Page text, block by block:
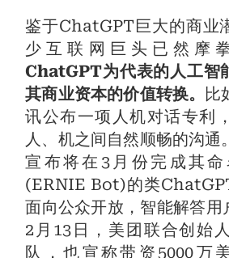
鉴于ChatGPT巨大的商业
少互联网巨头已然摩
ChatGPT为代表的人工智
其商业资本的价值转换。
比
讯公布一项人机对话专利
人、机之间自然顺畅的沟通
宣布将在3月份完成其
(ERNIE Bot)的类
面向公众开放，智能解答用
2月13日，美团联合创始
队，也宣称带资5000万